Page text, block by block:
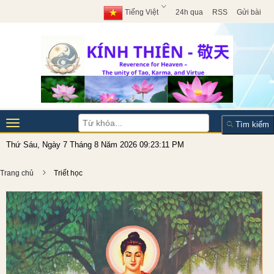
Tiếng Việt 24h qua RSS Gửi bài
Toggle
navigation
Thứ Sáu, Ngày 7 Tháng 8 Năm 2026 09:23:13 PM
Tìm kiếm
Trang chủ Triết học